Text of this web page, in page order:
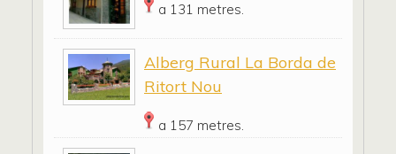
a 131 metres.
Alberg Rural La Borda de
Ritort Nou
a 157 metres.